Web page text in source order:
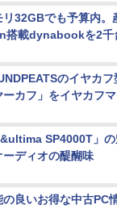
リ32GBでも予算内。
搭載dynabookを2千
のイヤカ
ーカフ」をイヤカフ
SP4000T」
ーディオの醍醐味
の良いお得な中古PC